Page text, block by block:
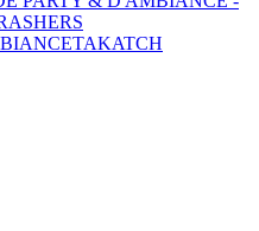
TAKATCH